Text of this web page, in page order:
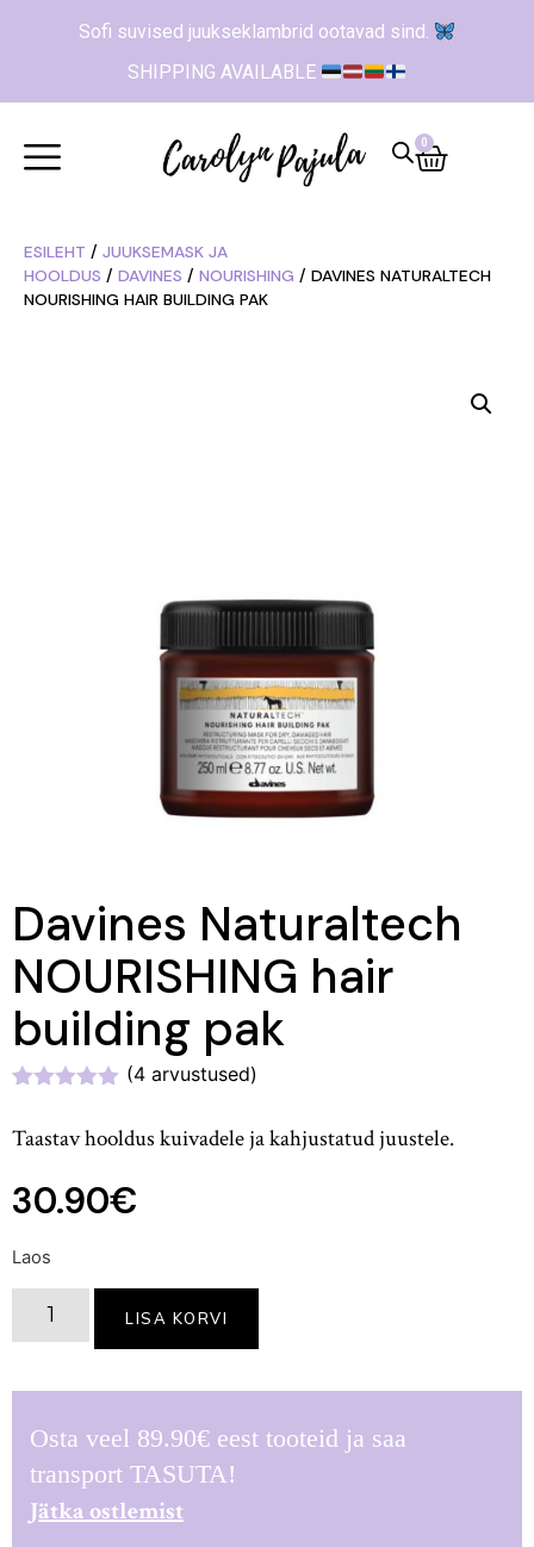
Sofi suvised juukseklambrid ootavad sind.
SHIPPING AVAILABLE
0
ESILEHT / JUUKSEMASK JA
HOOLDUS / DAVINES / NOURISHING / DAVINES NATURALTECH
NOURISHING HAIR BUILDING PAK
Davines Naturaltech
NOURISHING hair
building pak
5.00
kliendi
põhjal
(4arvustused)
Taastav hooldus kuivadele ja kahjustatud juustele.
30.90€
Laos
LISA KORVI
Osta veel 89.90€ eest tooteid ja saa
transport TASUTA!
Jätka ostlemist